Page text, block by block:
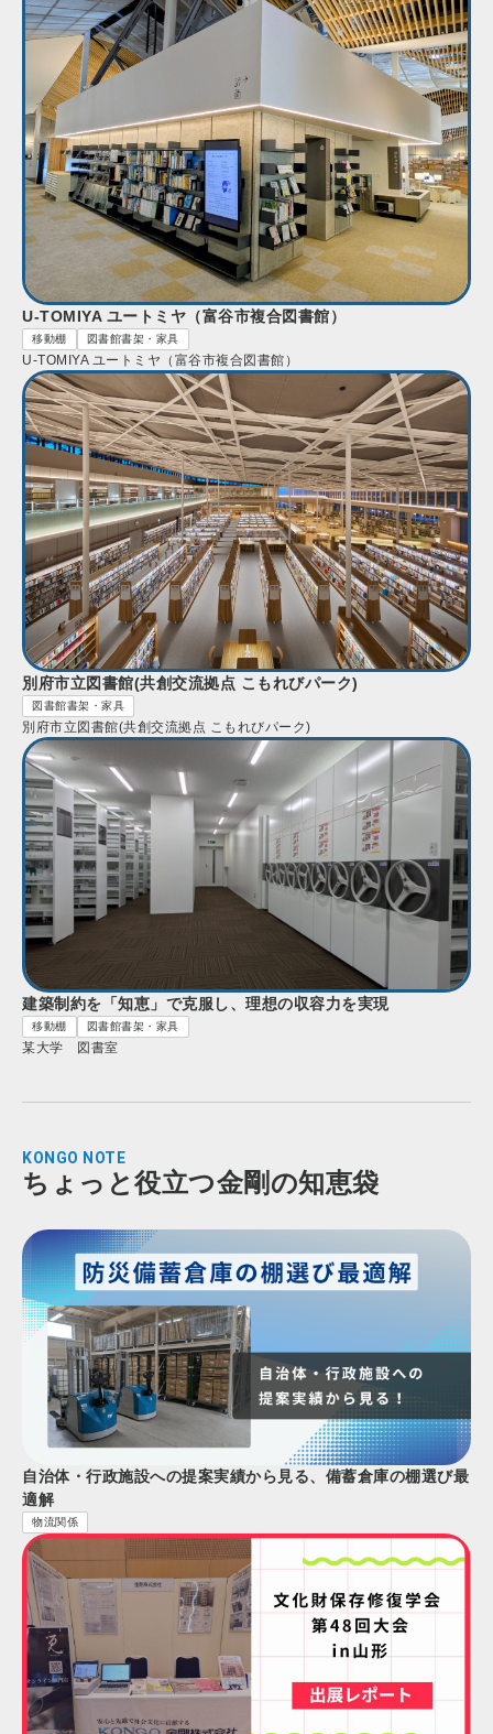
U-TOMIYA ユートミヤ（富谷市複合図書館）
移動棚 図書館書架・家具
U-TOMIYA ユートミヤ（富谷市複合図書館）
別府市立図書館(共創交流拠点 こもれびパーク)
図書館書架・家具
別府市立図書館(共創交流拠点 こもれびパーク)
建築制約を「知恵」で克服し、理想の収容力を実現
移動棚 図書館書架・家具
某大学 図書室
KONGO NOTE
ちょっと役立つ金剛の知恵袋
自治体・行政施設への提案実績から見る、備蓄倉庫の棚選び最
適解
物流関係